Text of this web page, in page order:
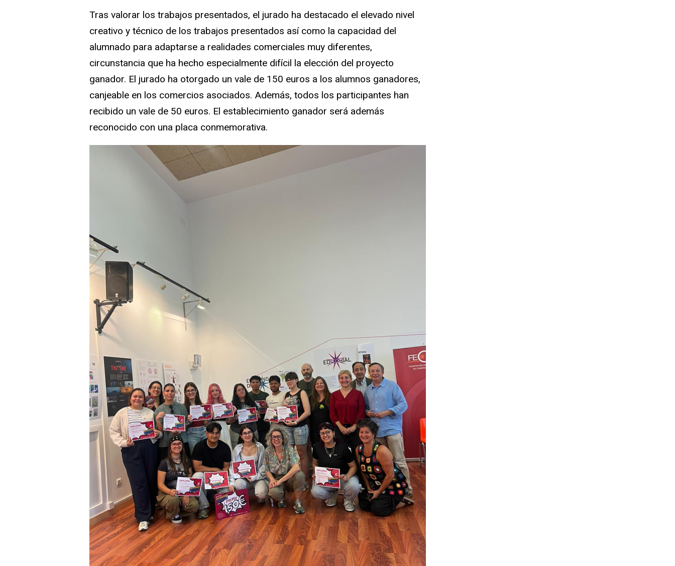
Tras valorar los trabajos presentados, el jurado ha destacado el elevado nivel
creativo y técnico de los trabajos presentados así como la capacidad del
alumnado para adaptarse a realidades comerciales muy diferentes,
circunstancia que ha hecho especialmente difícil la elección del proyecto
ganador. El jurado ha otorgado un vale de 150 euros a los alumnos ganadores,
canjeable en los comercios asociados. Además, todos los participantes han
recibido un vale de 50 euros. El establecimiento ganador será además
reconocido con una placa conmemorativa.